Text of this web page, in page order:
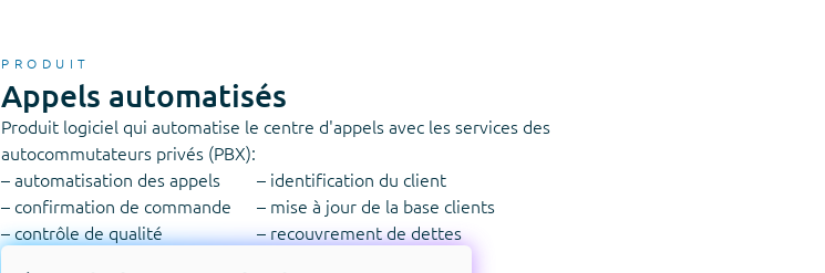
PRODUIT
Appels automatisés
Produit logiciel qui automatise le centre d'appels avec les services des
autocommutateurs privés (PBX):
– automatisation des appels
– confirmation de commande
– contrôle de qualité
– identification du client
– mise à jour de la base clients
– recouvrement de dettes